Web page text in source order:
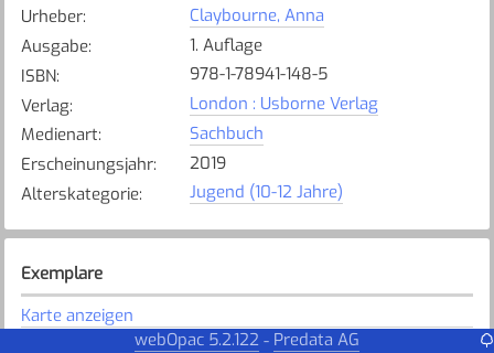
Urheber:
Claybourne, Anna
Ausgabe:
1. Auflage
ISBN:
978-1-78941-148-5
Verlag:
London : Usborne Verlag
Medienart:
Sachbuch
Erscheinungsjahr:
2019
Alterskategorie: Jugend (10-12 Jahre)
Exemplare
Karte anzeigen
webOpac 5.2.122 - Predata AG